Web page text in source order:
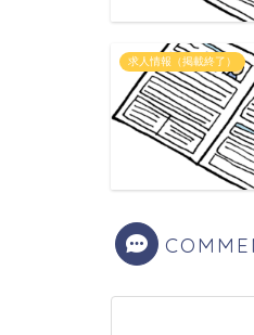
求人情報（掲載終了）